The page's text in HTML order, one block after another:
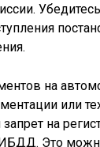
на
или
запрет на
Это